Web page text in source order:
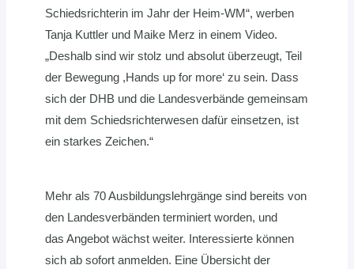
Schiedsrichterin im Jahr der Heim-WM“, werben
Tanja Kuttler und Maike Merz in einem Video.
„Deshalb sind wir stolz und absolut überzeugt, Teil
der Bewegung ,Hands up for more‘ zu sein. Dass
sich der DHB und die Landesverbände gemeinsam
mit dem Schiedsrichterwesen dafür einsetzen, ist
ein starkes Zeichen.“
Mehr als 70 Ausbildungslehrgänge sind bereits von
den Landesverbänden terminiert worden, und
das Angebot wächst weiter. Interessierte können
sich ab sofort anmelden. Eine Übersicht der